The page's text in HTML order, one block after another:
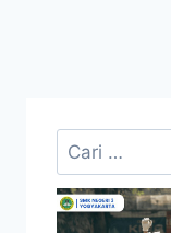
Cari
untuk: